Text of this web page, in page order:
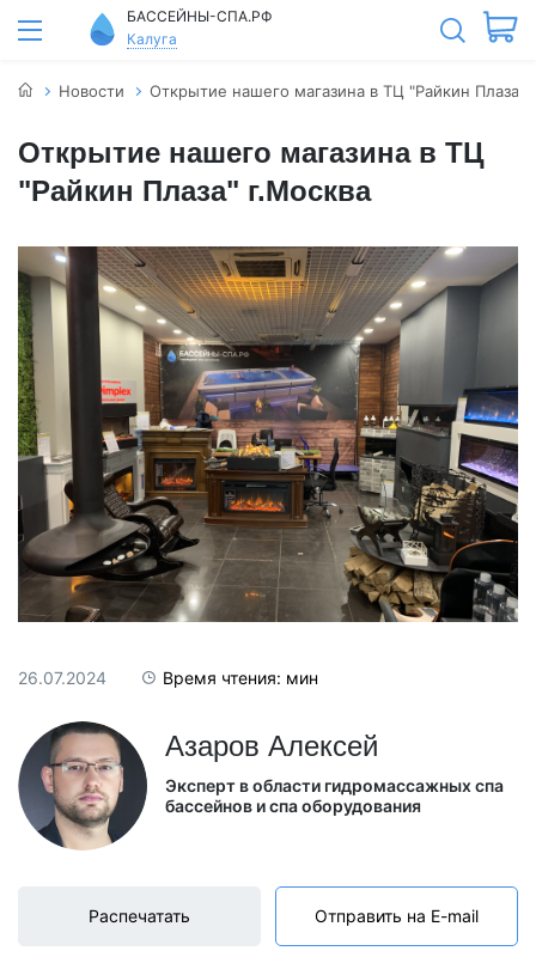
БАССЕЙНЫ-СПА.РФ
Калуга
Новости Открытие нашего магазина в ТЦ "Райкин Плаза"
Открытие нашего магазина в ТЦ
"Райкин Плаза" г.Москва
26.07.2024 Время чтения: мин
Распечатать Отправить на E-mail
Азаров Алексей
Эксперт в области гидромассажных спа
бассейнов и спа оборудования